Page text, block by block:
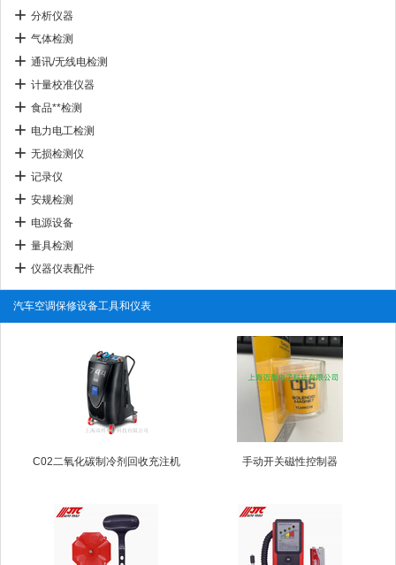
分析仪器
气体检测
通讯/无线电检测
计量校准仪器
食品**检测
电力电工检测
无损检测仪
记录仪
安规检测
电源设备
量具检测
仪器仪表配件
汽车空调保修设备工具和仪表
C02二氧化碳制冷剂回收充注机 手动开关磁性控制器